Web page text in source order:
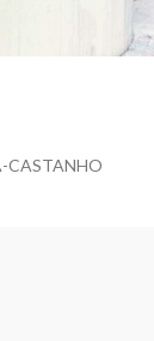
CASTANHO